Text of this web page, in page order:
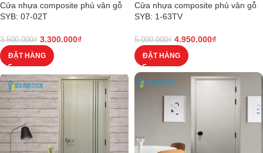
Cửa nhựa composite phủ vân gỗ
SYB: 07-02T
3.500.000₫ 3.300.000₫
ĐẶT HÀNG
Cửa nhựa composite phủ vân gỗ
SYB: 1-63TV
5.000.000₫ 4.950.000₫
ĐẶT HÀNG